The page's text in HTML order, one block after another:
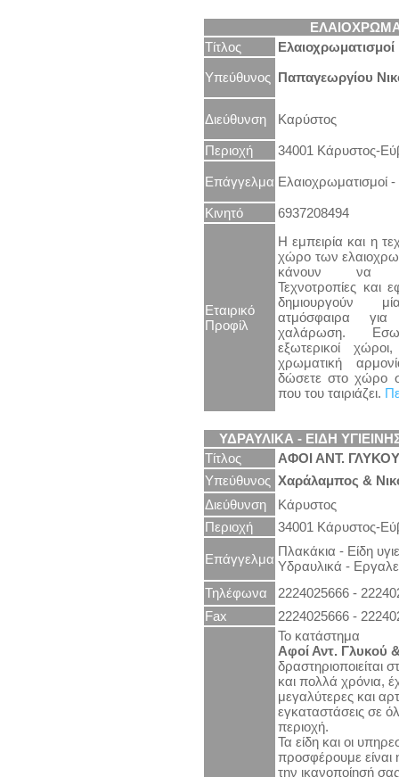
Τίτλος
Ελαιοχρωματισμοί
Υπεύθυνος Παπαγεωργίου
Διεύθυνση Καρύστος
Περιοχή 34001 Κάρυστος-
Επάγγελμα Ελαιοχρωματισμοί -
Κινητό 6937208494
Εταιρικό
Προφίλ
Η εμπειρία και η
χώρο των
κάνουν να
Τεχνοτροπίες και
δημιουργούν
ατμόσφαιρα
χαλάρωση.
εξωτερικοί
χρωματική
δώσετε στο χώρο
που του ταιριάζει.
ΥΔΡΑΥΛΙΚΑ - ΕΙΔΗ
Τίτλος
ΑΦΟΙ ΑΝΤ.
Υπεύθυνος Χαράλαμπος &
Διεύθυνση
Κάρυστος
Περιοχή
34001 Κάρυστος-
Επάγγελμα
Πλακάκια - Είδη
Υδραυλικά -
Τηλέφωνα
2224025666 -
Fax
2224025666 -
Το κατάστημα
Αφοί Αντ. Γλυκού
δραστηριοποιείται
και πολλά χρόνια,
μεγαλύτερες και
εγκαταστάσεις σε
περιοχή.
Τα είδη και οι
προσφέρουμε είναι
την ικανοποίησή